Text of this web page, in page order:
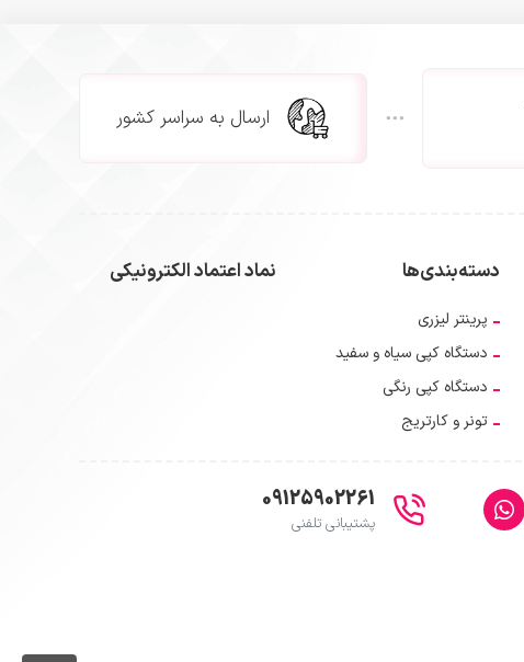
ارسال به سراسر کشور
دسته‌بندی‌ها
پرینتر لیزری
دستگاه کپی سیاه و سفید
دستگاه کپی رنگی
تونر و کارتریج
نماد اعتماد الکترونیکی
09125902261
پشتیبانی تلفنی